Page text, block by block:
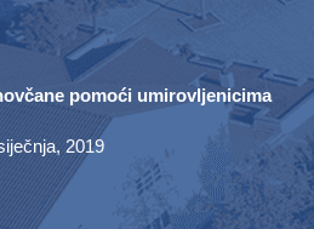
pomoći umirovljenicima
2019